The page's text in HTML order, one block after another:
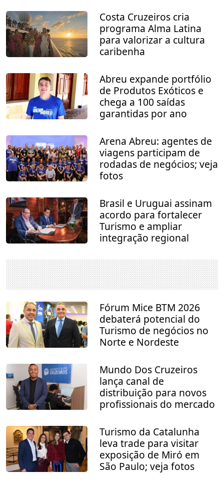
Costa Cruzeiros cria
programa Alma Latina
para valorizar a cultura
caribenha
Abreu expande portfólio
de Produtos Exóticos e
chega a 100 saídas
garantidas por ano
Arena Abreu: agentes de
viagens participam de
rodadas de negócios; veja
fotos
Brasil e Uruguai assinam
acordo para fortalecer
Turismo e ampliar
integração regional
Fórum Mice BTM 2026
debaterá potencial do
Turismo de negócios no
Norte e Nordeste
Mundo Dos Cruzeiros
lança canal de
distribuição para novos
profissionais do mercado
Turismo da Catalunha
leva trade para visitar
exposição de Miró em
São Paulo; veja fotos